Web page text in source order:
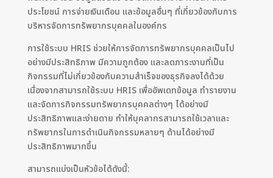
ประโยชน์ การจ่ายเงินเดือน และข้อมูลอื่นๆ ที่เกี่ยวข้องกับการ
บริหารจัดการทรัพยากรบุคคลในองค์กร
การใช้ระบบ HRIS ช่วยให้การจัดการทรัพยากรบุคคลเป็นไป
อย่างมีประสิทธิภาพ มีความถูกต้อง และลดภาระงานที่เป็น
กิจกรรมที่ไม่เกี่ยวข้องกับความสำเร็จของธุรกิจลงได้ด้วย
เนื่องจากสามารถใช้ระบบ HRIS เพื่ออัพเดทข้อมูล ทำรายงาน
และจัดการกิจกรรมทรัพยากรบุคคลต่างๆ ได้อย่างมี
ประสิทธิภาพและง่ายดาย ทำให้บุคลากรสามารถใช้เวลาและ
ทรัพยากรในการดำเนินกิจกรรมหลายๆ ด้านได้อย่างมี
ประสิทธิภาพมากขึ้น
สามารถแบ่งเป็นหัวข้อได้ดังนี้: